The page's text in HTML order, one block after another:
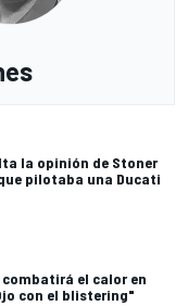
la opinión de Stoner
pilotaba una Ducati
el calor en
con el blistering"